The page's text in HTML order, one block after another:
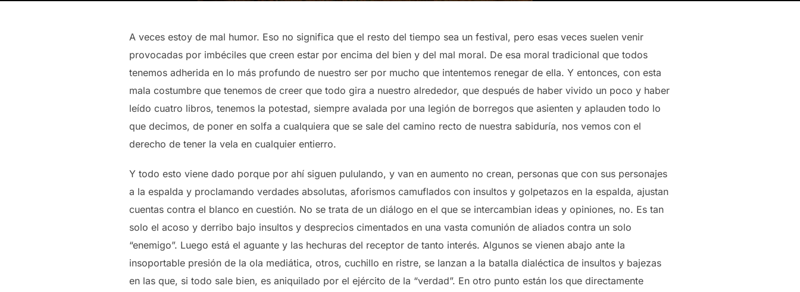
A veces estoy de mal humor. Eso no significa que el resto del tiempo sea un festival, pero esas veces suelen venir
provocadas por imbéciles que creen estar por encima del bien y del mal moral. De esa moral tradicional que todos
tenemos adherida en lo más profundo de nuestro ser por mucho que intentemos renegar de ella. Y entonces, con esta
mala costumbre que tenemos de creer que todo gira a nuestro alrededor, que después de haber vivido un poco y haber
leído cuatro libros, tenemos la potestad, siempre avalada por una legión de borregos que asienten y aplauden todo lo
que decimos, de poner en solfa a cualquiera que se sale del camino recto de nuestra sabiduría, nos vemos con el
derecho de tener la vela en cualquier entierro.
Y todo esto viene dado porque por ahí siguen pululando, y van en aumento no crean, personas que con sus personajes
a la espalda y proclamando verdades absolutas, aforismos camuflados con insultos y golpetazos en la espalda, ajustan
cuentas contra el blanco en cuestión. No se trata de un diálogo en el que se intercambian ideas y opiniones, no. Es tan
solo el acoso y derribo bajo insultos y desprecios cimentados en una vasta comunión de aliados contra un solo
“enemigo”. Luego está el aguante y las hechuras del receptor de tanto interés. Algunos se vienen abajo ante la
insoportable presión de la ola mediática, otros, cuchillo en ristre, se lanzan a la batalla dialéctica de insultos y bajezas
en las que, si todo sale bien, es aniquilado por el ejército de la “verdad”. En otro punto están los que directamente